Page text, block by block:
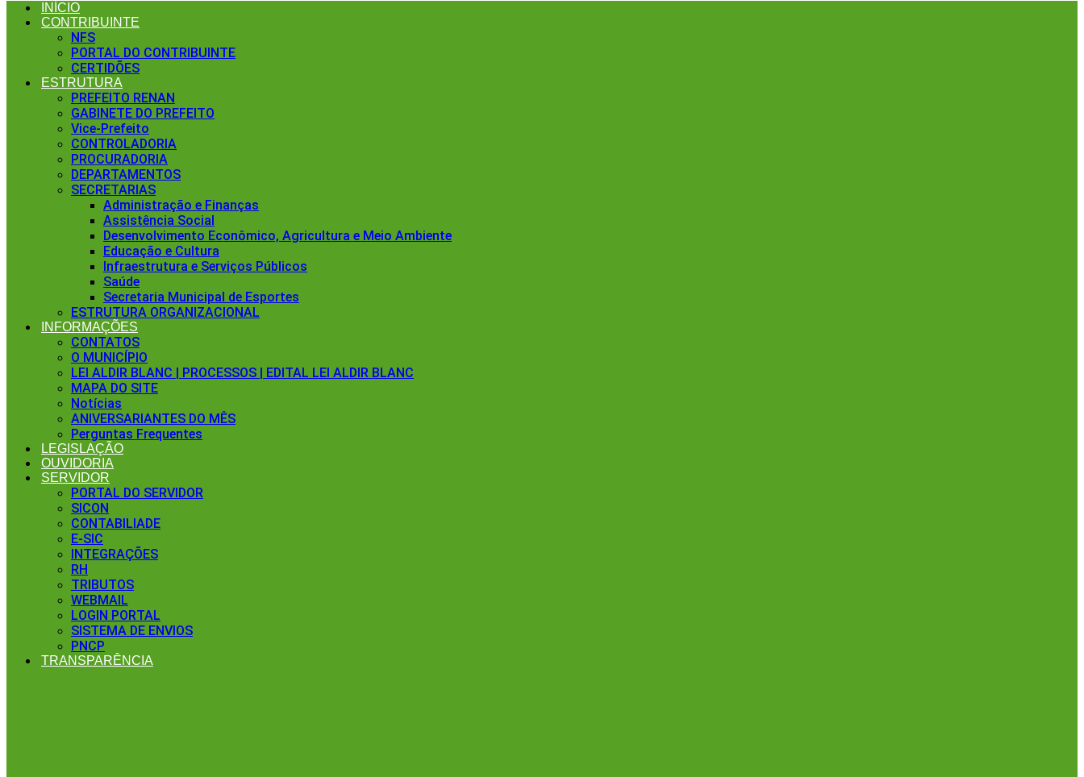
INÍCIO
CONTRIBUINTE
NFS
PORTAL DO CONTRIBUINTE
CERTIDÕES
ESTRUTURA
PREFEITO RENAN
GABINETE DO PREFEITO
Vice-Prefeito
CONTROLADORIA
PROCURADORIA
DEPARTAMENTOS
SECRETARIAS
Administração e Finanças
Assistência Social
Desenvolvimento Econômico, Agricultura e Meio Ambiente
Educação e Cultura
Infraestrutura e Serviços Públicos
Saúde
Secretaria Municipal de Esportes
ESTRUTURA ORGANIZACIONAL
INFORMAÇÕES
CONTATOS
O MUNICÍPIO
LEI ALDIR BLANC | PROCESSOS | EDITAL LEI ALDIR BLANC
MAPA DO SITE
Notícias
ANIVERSARIANTES DO MÊS
Perguntas Frequentes
LEGISLAÇÃO
OUVIDORIA
SERVIDOR
PORTAL DO SERVIDOR
SICON
CONTABILIADE
E-SIC
INTEGRAÇÕES
RH
TRIBUTOS
WEBMAIL
LOGIN PORTAL
SISTEMA DE ENVIOS
PNCP
TRANSPARÊNCIA